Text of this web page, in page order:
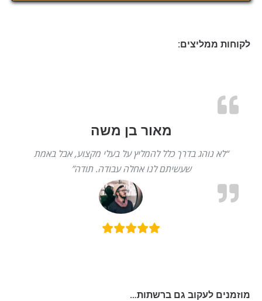
לקוחות ממליצים:
מאור בן משה
“לא נוהג בדרך כלל להמליץ על בעלי מקצוע, אבל באמת
שעשיתם לנו אחלה עבודה. תודה”
מוזמנים לעקוב גם ברשתות…